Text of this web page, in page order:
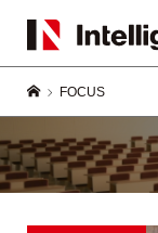
FOCUS